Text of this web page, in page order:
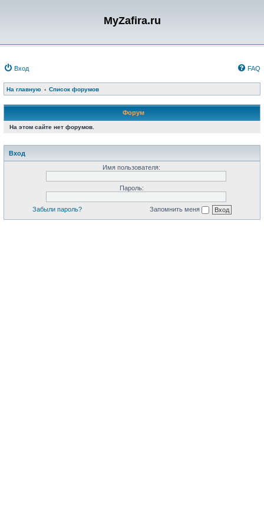
MyZafira.ru
Вход FAQ
На главную Список форумов
Форум
На этом сайте нет форумов.
Вход
Имя пользователя:
Пароль:
Забыли пароль? Запомнить меня